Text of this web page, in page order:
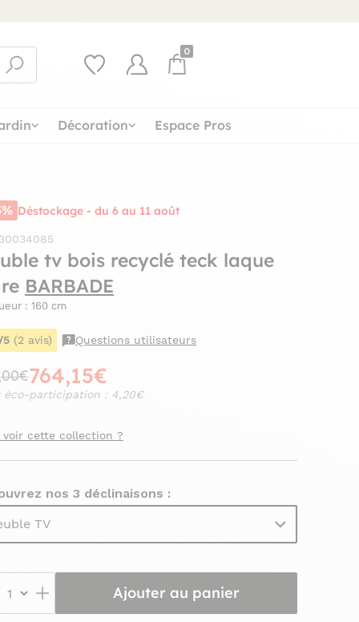
0
Décoration Espace Pros
Déstockage - du 6 au 11 août
tv bois recyclé teck laque
BARBADE
: 160 cm
5 (2 avis) Questions utilisateurs
764,15€
éco-participation : 4,20€
voir cette collection ?
nos 3 déclinaisons :
TV
Ajouter au panier